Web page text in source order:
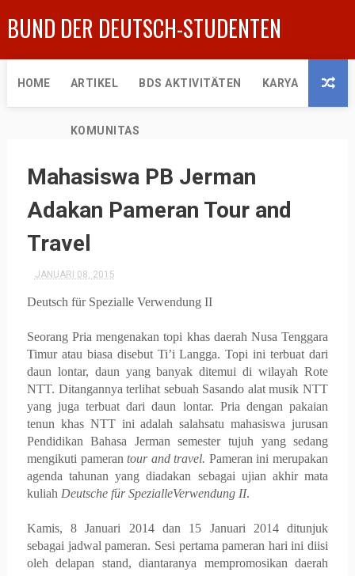
BUND DER DEUTSCH-STUDENTEN
HOME ARTIKEL BDS AKTIVITÄTEN KARYA
KOMUNITAS
Mahasiswa PB Jerman
Adakan Pameran Tour and
Travel
JANUARI 08, 2015
Deutsch für Spezialle Verwendung II
Seorang Pria mengenakan topi khas daerah Nusa Tenggara
Timur atau biasa disebut Ti’i Langga. Topi ini terbuat dari
daun lontar, daun yang banyak ditemui di wilayah Rote
NTT. Ditangannya terlihat sebuah Sasando alat musik NTT
yang juga terbuat dari daun lontar. Pria dengan pakaian
tenun khas NTT ini adalah salahsatu mahasiswa jurusan
Pendidikan Bahasa Jerman semester tujuh yang sedang
mengikuti pamerantour and travel. Pameran ini merupakan
agenda tahunan yang diadakan sebagai ujian akhir mata
kuliah Deutsche für SpezialleVerwendung II.
Kamis, 8 Januari 2014 dan 15 Januari 2014 ditunjuk
sebagai jadwal pameran. Sesi pertama pameran hari ini diisi
oleh
delapan stand, diantaranya mempromosikan daerah